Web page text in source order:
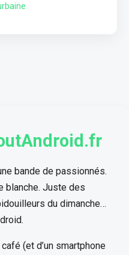
bande de passionnés.
blanche. Juste des
du dimanche…
(et d’un smartphone